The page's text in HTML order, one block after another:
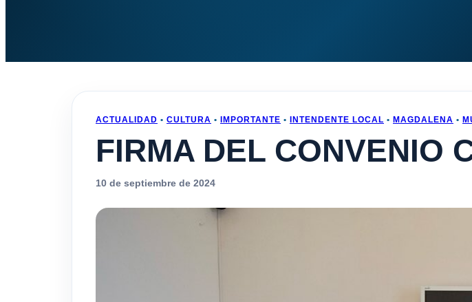
ACTUALIDAD • CULTURA • IMPORTANTE • INTENDENTE LOCAL • MAGDALENA •
FIRMA DEL CONVENIO
10 de septiembre de 2024